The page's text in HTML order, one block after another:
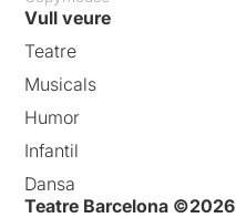
Vull veure
Teatre
Musicals
Humor
Infantil
Dansa
Teatre Barcelona ©2026